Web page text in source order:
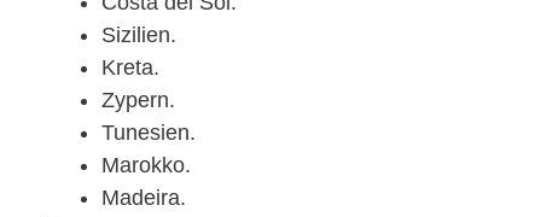
Sizilien.
Kreta.
Zypern.
Tunesien.
Marokko.
Madeira.